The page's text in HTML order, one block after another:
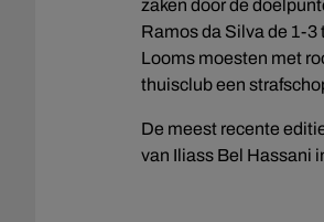
zaken door de
Ramos da Silva de 1-3
Looms moesten met
thuisclub een
De meest recente
van Iliass Bel Hassani